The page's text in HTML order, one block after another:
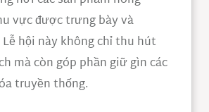
vực được trưng bày và
hội này không chỉ thu hút
mà còn góp phần giữ gìn các
truyền thống.